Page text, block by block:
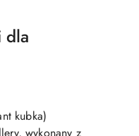
dla
kubka)